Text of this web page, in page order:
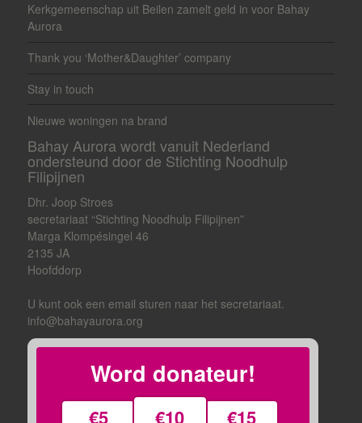
Kerkgemeenschap uit Beilen zamelt geld in voor Bahay
Aurora
Thank you ‘Mother&Daughter’ company
Stay in touch
Nieuwe woningen na brand
Bahay Aurora wordt vanuit Nederland
ondersteund door de Stichting Noodhulp
Filipijnen
Dhr. Joop Stroes
secretariaat “Stichting Noodhulp Filipijnen”
Marga Klompésingel 46
2135 JA
Hoofddorp
U kunt ook een email sturen naar het secretariaat.
info@bahayaurora.org
Word donateur!
€5 €10 €15